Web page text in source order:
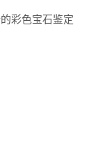
彩色宝石鉴定